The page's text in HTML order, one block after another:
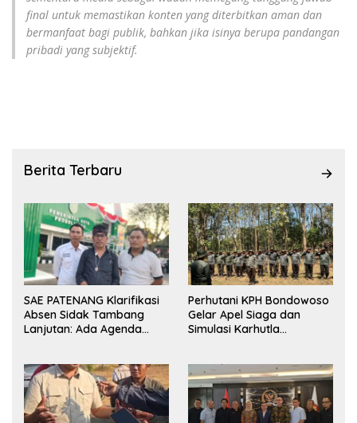
final untuk memastikan konten yang diterbitkan aman dan
bermanfaat bagi publik, bahkan jika isinya berupa pandangan
pribadi yang subjektif.
Berita Terbaru
SAE PATENANG Klarifikasi
Absen Sidak Tambang
Lanjutan: Ada Agenda
Perhutani KPH Bondowoso
Gelar Apel Siaga dan
Simulasi Karhutla
Kesiapsiagaan Personel